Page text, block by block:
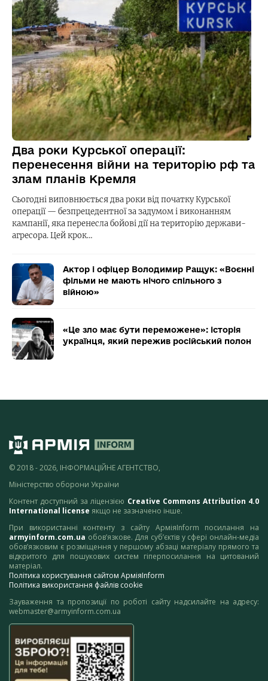
Два роки Курської операції:
перенесення війни на територію рф та
злам планів Кремля
Сьогодні виповнюється два роки від початку Курської
операції — безпрецедентної за задумом і виконанням
кампанії, яка перенесла бойові дії на територію держави-
агресора. Цей крок…
Актор і офіцер Володимир Ращук: «Воєнні
фільми не мають нічого спільного з
війною»
«Це зло має бути переможене»: історія
українця, який пережив російський полон
© 2018 - 2026, ІНФОРМАЦІЙНЕ АГЕНТСТВО,
Міністерство оборони України
Контент доступний за ліцензією Creative Commons Attribution 4.0
International license якщо не зазначено інше.
При використанні контенту з сайту АрміяInform посилання на
armyinform.com.ua обов’язкове. Для суб’єктів у сфері онлайн-медіа
обов’язковим є розміщення у першому абзаці матеріалу прямого та
відкритого для пошукових систем гіперпосилання на цитований
матеріал.
Політика користування сайтом АрміяInform
Політика використання файлів cookie
Зауваження та пропозиції по роботі сайту надсилайте на адресу:
webmaster@armyinform.com.ua